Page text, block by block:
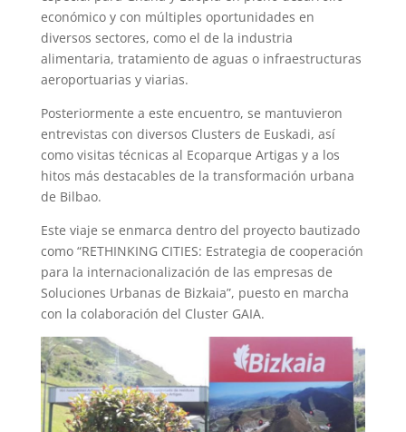
económico y con múltiples oportunidades en
diversos sectores, como el de la industria
alimentaria, tratamiento de aguas o infraestructuras
aeroportuarias y viarias.
Posteriormente a este encuentro, se mantuvieron
entrevistas con diversos Clusters de Euskadi, así
como visitas técnicas al Ecoparque Artigas y a los
hitos más destacables de la transformación urbana
de Bilbao.
Este viaje se enmarca dentro del proyecto bautizado
como “RETHINKING CITIES: Estrategia de cooperación
para la internacionalización de las empresas de
Soluciones Urbanas de Bizkaia”, puesto en marcha
con la colaboración del Cluster GAIA.